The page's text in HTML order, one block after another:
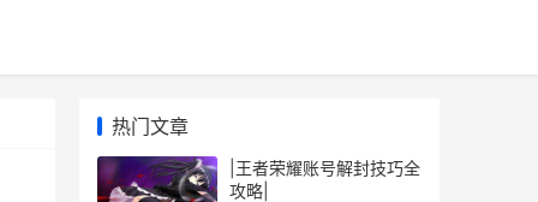
热门文章
|王者荣耀账号解封技巧全
攻略|